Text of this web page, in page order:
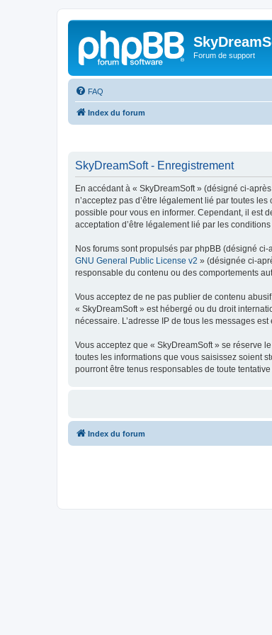
Forum de support
FAQ
Index du forum
SkyDreamSoft - Enregistrement
En accédant à « SkyDreamSoft » (désigné ci-
n’acceptez pas d’être légalement lié par toutes
possible pour vous en informer. Cependant, il est
acceptation d’être légalement lié par les
Nos forums sont propulsés par phpBB (désigné
GNU General Public License v2 » (désignée ci-
responsable du contenu ou des comportements
Vous acceptez de ne pas publier de contenu
« SkyDreamSoft » est hébergé ou du droit
nécessaire. L’adresse IP de tous les messages
Vous acceptez que « SkyDreamSoft » se réserve
toutes les informations que vous saisissez soient
pourront être tenus responsables de toute
Index du forum